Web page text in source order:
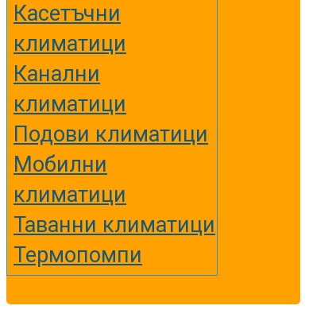
Касетъчни
климатици
Канални
климатици
Подови климатици
Мобилни
климатици
Таванни климатици
Термопомпи